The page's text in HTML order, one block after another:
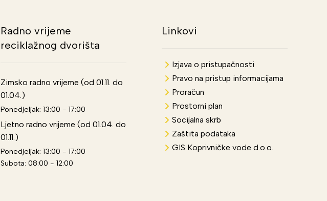
Radno vrijeme
reciklažnog dvorišta
Zimsko radno vrijeme (od 01.11. do
01.04.)
Ponedjeljak: 13:00 - 17:00
Ljetno radno vrijeme (od 01.04. do
01.11.)
Ponedjeljak: 13:00 - 17:00
Subota: 08:00 - 12:00
Linkovi
Izjava o pristupačnosti
Pravo na pristup informacijama
Proračun
Prostorni plan
Socijalna skrb
Zaštita podataka
GIS Koprivničke vode d.o.o.